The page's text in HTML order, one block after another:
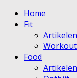
Home
Fit
Artikelen
Food
Artikelen